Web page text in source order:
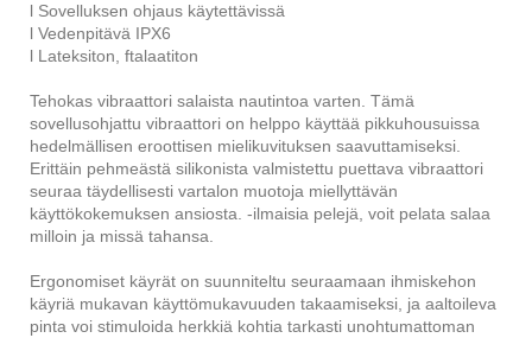
l Sovelluksen ohjaus käytettävissä
l Vedenpitävä IPX6
l Lateksiton, ftalaatiton
Tehokas vibraattori salaista nautintoa varten. Tämä
sovellusohjattu vibraattori on helppo käyttää pikkuhousuissa
hedelmällisen eroottisen mielikuvituksen saavuttamiseksi.
Erittäin pehmeästä silikonista valmistettu puettava vibraattori
seuraa täydellisesti vartalon muotoja miellyttävän
käyttökokemuksen ansiosta. -ilmaisia ​​pelejä, voit pelata salaa
milloin ja missä tahansa.
Ergonomiset käyrät on suunniteltu seuraamaan ihmiskehon
käyriä mukavan käyttömukavuuden takaamiseksi, ja aaltoileva
pinta voi stimuloida herkkiä kohtia tarkasti unohtumattoman